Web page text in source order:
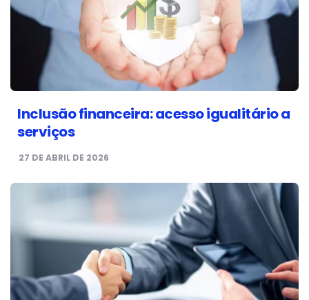
Inclusão financeira: acesso igualitário a
serviços
27 DE ABRIL DE 2026